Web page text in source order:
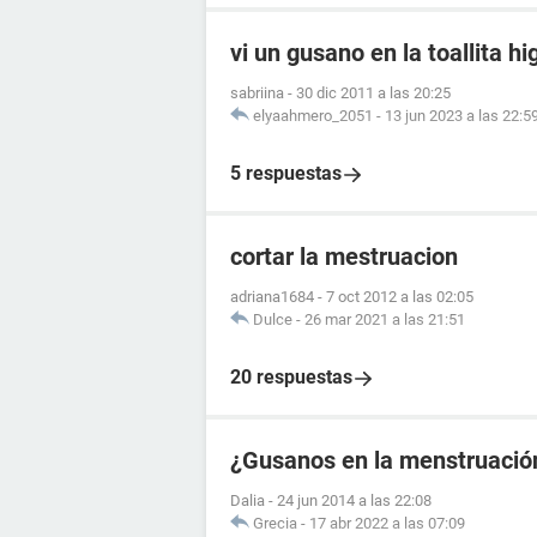
vi un gusano en la toallita
sabriina - 30 dic 2011 a las 20:25
elyaahmero_2051 - 13 jun 2023 a las
5 respuestas
cortar la mestruacion
adriana1684 - 7 oct 2012 a las 02:05
Dulce - 26 mar 2021 a las 21:51
20 respuestas
¿Gusanos en la
Dalia - 24 jun 2014 a las 22:08
Grecia - 17 abr 2022 a las 07:09